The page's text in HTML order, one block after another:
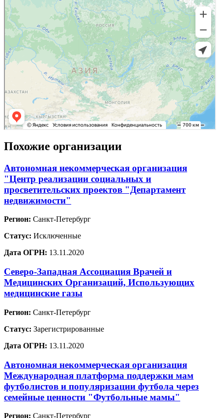
Похожие организации
Автономная некоммерческая организация
"Центр реализации социальных и
просветительских проектов "Департамент
недвижимости"
Регион: Санкт-Петербург
Статус: Исключенные
Дата ОГРН: 13.11.2020
Северо-Западная Ассоциация Врачей и
Медицинских Организаций, Использующих
медицинские газы
Регион: Санкт-Петербург
Статус: Зарегистрированные
Дата ОГРН: 13.11.2020
Автономная некоммерческая организация
Международная платформа поддержки мам
футболистов и популяризации футбола через
семейные ценности "Футбольные мамы"
Регион: Санкт-Петербург